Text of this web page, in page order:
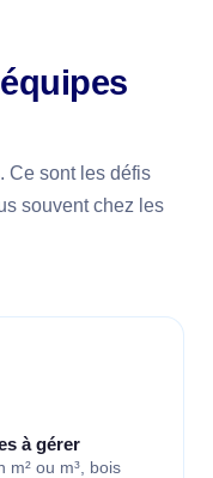
Ce sont les défis
souvent chez les
à gérer
m² ou m³, bois